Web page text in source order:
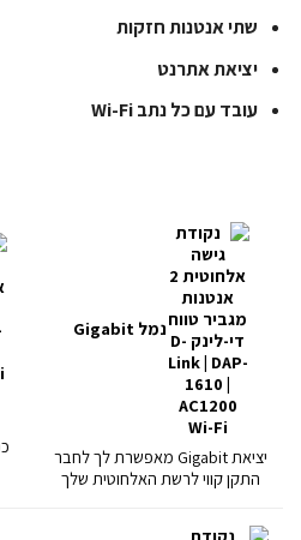
שתי אנטנות חזקות
יציאת אתרנט
עובד עם כל נתב Wi-Fi
נמל Gigabit
יציאת Gigabit מאפשרת לך לחבר
התקן קווי לרשת האלחוטית שלך